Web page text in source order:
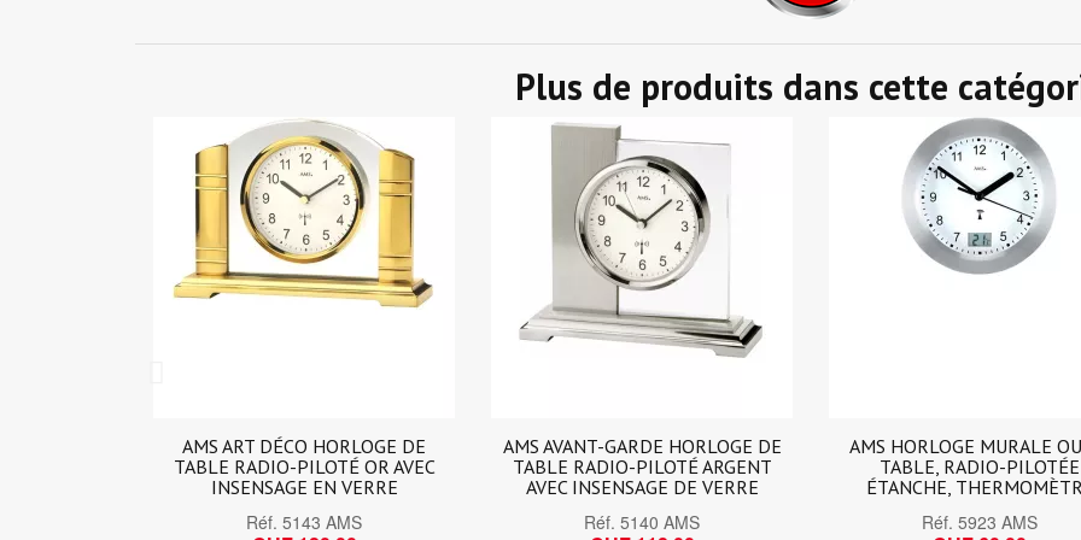
Plus de produits dans cette
AMS AVANT-GARDE HORLOGE DE
TABLE RADIO-PILOTÉ ARGENT
AVEC INSENSAGE DE VERRE
Réf. 5140 AMS
AMS HORLOGE MURALE OU DE
TABLE, RADIO-PILOTÉE
ÉTANCHE, THERMOMÈTRE
Réf. 5923 AMS
AMS DIGITAL XXL LCD
MURALE OU DE TABLE
PILOTÉ
Réf. 5895 AMS